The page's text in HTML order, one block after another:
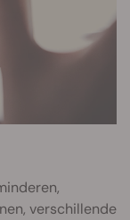
verschillende